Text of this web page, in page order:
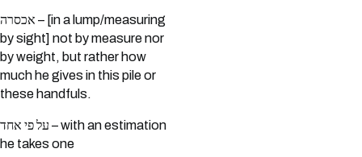
אכסרה – [in a lump/measuring
by sight] not by measure nor
by weight, but rather how
much he gives in this pile or
these handfuls.
על פי אחד – with an estimation
he takes one